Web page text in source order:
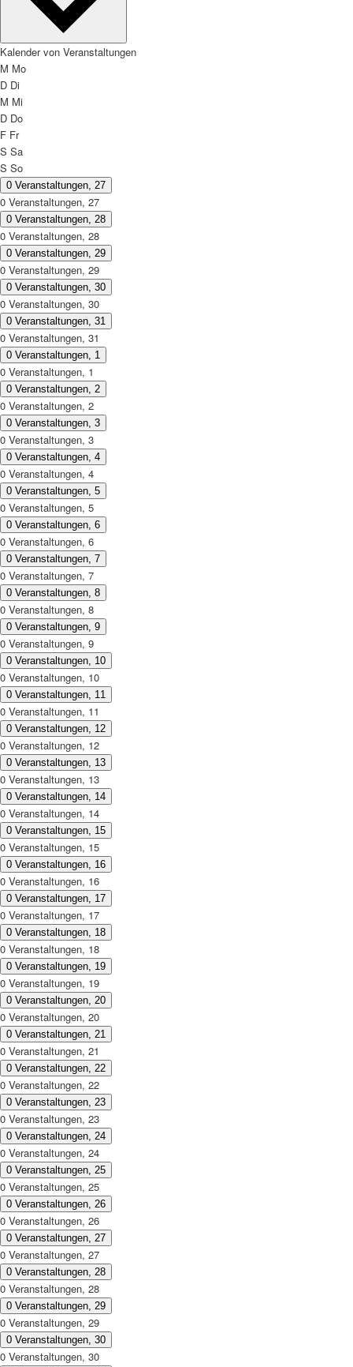
Kalender von Veranstaltungen
M Mo
D Di
M Mi
D Do
F Fr
S Sa
S So
0 Veranstaltungen, 27
0 Veranstaltungen, 27
0 Veranstaltungen, 28
0 Veranstaltungen, 28
0 Veranstaltungen, 29
0 Veranstaltungen, 29
0 Veranstaltungen, 30
0 Veranstaltungen, 30
0 Veranstaltungen, 31
0 Veranstaltungen, 31
0 Veranstaltungen, 1
0 Veranstaltungen, 1
0 Veranstaltungen, 2
0 Veranstaltungen, 2
0 Veranstaltungen, 3
0 Veranstaltungen, 3
0 Veranstaltungen, 4
0 Veranstaltungen, 4
0 Veranstaltungen, 5
0 Veranstaltungen, 5
0 Veranstaltungen, 6
0 Veranstaltungen, 6
0 Veranstaltungen, 7
0 Veranstaltungen, 7
0 Veranstaltungen, 8
0 Veranstaltungen, 8
0 Veranstaltungen, 9
0 Veranstaltungen, 9
0 Veranstaltungen, 10
0 Veranstaltungen, 10
0 Veranstaltungen, 11
0 Veranstaltungen, 11
0 Veranstaltungen, 12
0 Veranstaltungen, 12
0 Veranstaltungen, 13
0 Veranstaltungen, 13
0 Veranstaltungen, 14
0 Veranstaltungen, 14
0 Veranstaltungen, 15
0 Veranstaltungen, 15
0 Veranstaltungen, 16
0 Veranstaltungen, 16
0 Veranstaltungen, 17
0 Veranstaltungen, 17
0 Veranstaltungen, 18
0 Veranstaltungen, 18
0 Veranstaltungen, 19
0 Veranstaltungen, 19
0 Veranstaltungen, 20
0 Veranstaltungen, 20
0 Veranstaltungen, 21
0 Veranstaltungen, 21
0 Veranstaltungen, 22
0 Veranstaltungen, 22
0 Veranstaltungen, 23
0 Veranstaltungen, 23
0 Veranstaltungen, 24
0 Veranstaltungen, 24
0 Veranstaltungen, 25
0 Veranstaltungen, 25
0 Veranstaltungen, 26
0 Veranstaltungen, 26
0 Veranstaltungen, 27
0 Veranstaltungen, 27
0 Veranstaltungen, 28
0 Veranstaltungen, 28
0 Veranstaltungen, 29
0 Veranstaltungen, 29
0 Veranstaltungen, 30
0 Veranstaltungen, 30